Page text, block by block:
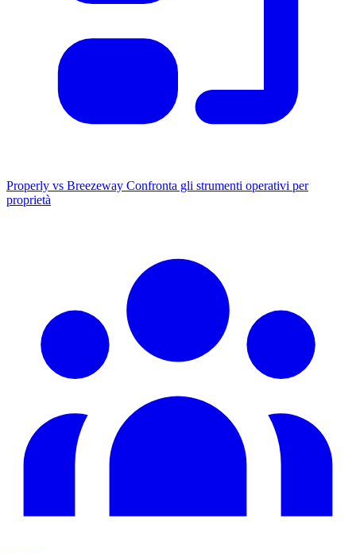
Properly vs Breezeway Confronta gli strumenti operativi per
proprietà